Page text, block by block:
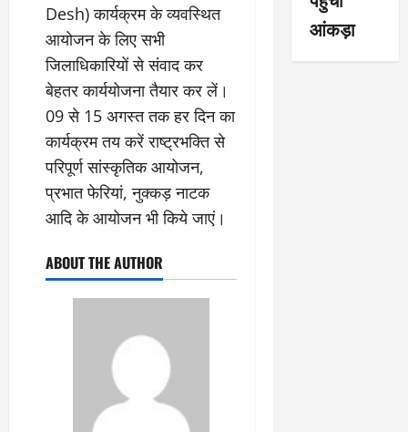
Desh) कार्यक्रम के व्यवस्थित
आयोजन के लिए सभी
जिलाधिकारियों से संवाद कर
बेहतर कार्ययोजना तैयार कर लें।
09 से 15 अगस्त तक हर दिन का
कार्यक्रम तय करें राष्ट्रभक्ति से
परिपूर्ण सांस्कृतिक आयोजन,
प्रभात फेरियां, नुक्कड़ नाटक
आदि के आयोजन भी किये जाएं।
ABOUT THE AUTHOR
आंकड़ा